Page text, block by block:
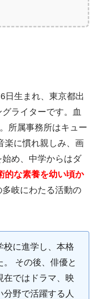
日生まれ、東京都出
ライターです。血
所属事務所はキュー
楽に慣れ親しみ、画
め、中学からはダ
的な素養を幼い頃か
岐にわたる活動の
校に進学し、本格
その後、俳優と
在ではドラマ、映
野で活躍する人